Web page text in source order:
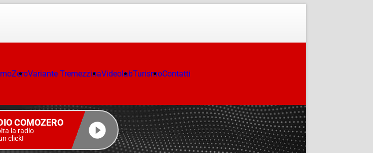
Variante TremezzinaVideolabTurismoContatti
COMOZERO
la radio
click!